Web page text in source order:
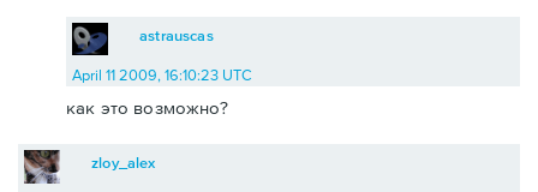
astrauscas
April 11 2009, 16:10:23 UTC
как это возможно?
zloy_alex